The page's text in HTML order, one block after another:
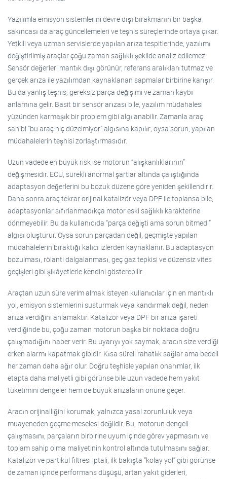
Yazılımla emisyon sistemlerini devre dışı bırakmanın bir başka
sakıncası da araç güncellemeleri ve teşhis süreçlerinde ortaya çıkar.
Yetkili veya uzman servislerde yapılan arıza tespitlerinde, yazılımı
değiştirilmiş araçlar çoğu zaman sağlıklı şekilde analiz edilemez.
Sensör değerleri mantık dışı görünür, referans aralıkları tutmaz ve
gerçek arıza ile yazılımdan kaynaklanan sapmalar birbirine karışır.
Bu da yanlış teşhis, gereksiz parça değişimi ve zaman kaybı
anlamına gelir. Basit bir sensör arızası bile, yazılım müdahalesi
yüzünden karmaşık bir problem gibi algılanabilir. Zamanla araç
sahibi “bu araç hiç düzelmiyor” algısına kapılır; oysa sorun, yapılan
müdahalelerin teşhisi zorlaştırmasıdır.
Uzun vadede en büyük risk ise motorun “alışkanlıklarının”
değişmesidir. ECU, sürekli anormal şartlar altında çalıştığında
adaptasyon değerlerini bu bozuk düzene göre yeniden şekillendirir.
Daha sonra araç tekrar orijinal katalizör veya DPF ile toplansa bile,
adaptasyonlar sıfırlanmadıkça motor eski sağlıklı karakterine
dönmeyebilir. Bu da kullanıcıda “parça değişti ama sorun bitmedi”
algısı oluşturur. Oysa sorun parçadan değil, geçmişte yapılan
müdahalelerin bıraktığı kalıcı izlerden kaynaklanır. Bu adaptasyon
bozulması, rölanti dalgalanması, geç gaz tepkisi ve düzensiz vites
geçişleri gibi şikâyetlerle kendini gösterebilir.
Araçtan uzun süre verim almak isteyen kullanıcılar için en mantıklı
yol, emisyon sistemlerini susturmak veya kandırmak değil, neden
arıza verdiğini anlamaktır. Katalizör veya DPF bir arıza işareti
verdiğinde bu, çoğu zaman motorun başka bir noktada doğru
çalışmadığını haber verir. Bu uyarıyı yok saymak, aracın size verdiği
erken alarmı kapatmak gibidir. Kısa süreli rahatlık sağlar ama bedeli
her zaman daha ağır olur. Doğru teşhisle yapılan onarımlar, ilk
etapta daha maliyetli gibi görünse bile uzun vadede hem yakıt
tüketimini dengeler hem de büyük arızaların önüne geçer.
Aracın orijinalliğini korumak, yalnızca yasal zorunluluk veya
muayeneden geçme meselesi değildir. Bu, motorun dengeli
çalışmasını, parçaların birbirine uyum içinde görev yapmasını ve
toplam sahip olma maliyetinin kontrol altında tutulmasını sağlar.
Katalizör ve partikül filtresi iptali, ilk bakışta “kolay yol” gibi görünse
de zaman içinde performans düşüşü, artan yakıt giderleri,